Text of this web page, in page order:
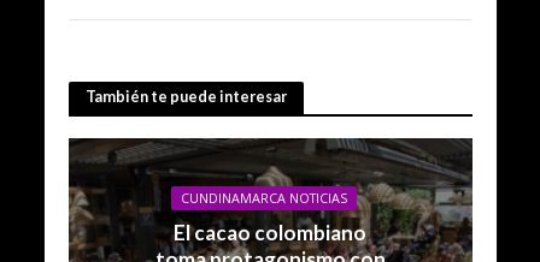
También te puede interesar
CUNDINAMARCA NOTICIAS
El cacao colombiano